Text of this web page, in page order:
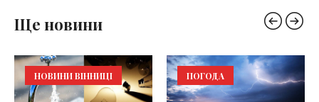
Ще новини
НОВИНИ ВІННИЦІ ПОГОДА